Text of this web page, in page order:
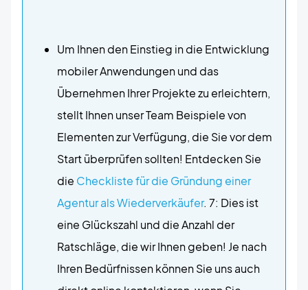
Um Ihnen den Einstieg in die Entwicklung
mobiler Anwendungen und das
Übernehmen Ihrer Projekte zu erleichtern,
stellt Ihnen unser Team Beispiele von
Elementen zur Verfügung, die Sie vor dem
Start überprüfen sollten! Entdecken Sie
die Checkliste für die Gründung einer
Agentur als Wiederverkäufer. 7: Dies ist
eine Glückszahl und die Anzahl der
Ratschläge, die wir Ihnen geben! Je nach
Ihren Bedürfnissen können Sie uns auch